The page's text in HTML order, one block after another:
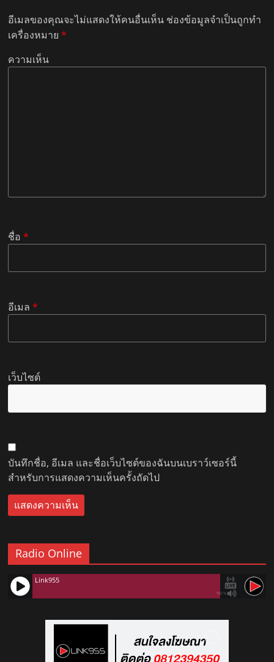
อีเมลของคุณจะไม่แสดงให้คนอื่นเห็น ช่องข้อมูลจำเป็นถูกทำ
เครื่องหมาย*
ความเห็น
ชื่อ*
อีเมล*
เว็บไซต์
บันทึกชื่อ, อีเมล และชื่อเว็บไซต์ของฉันบนเบราว์เซอร์นี้
สำหรับการแสดงความเห็นครั้งถัดไป
Radio Online
90%
Link955